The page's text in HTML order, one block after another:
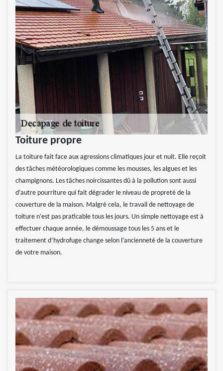
Toiture propre
La toiture fait face aux agressions climatiques jour et nuit. Elle reçoit
des tâches météorologiques comme les mousses, les algues et les
champignons. Les tâches noircissantes dû à la pollution sont aussi
d’autre pourriture qui fait dégrader le niveau de propreté de la
couverture de la maison. Malgré cela, le travail de nettoyage de
toiture n’est pas praticable tous les jours. Un simple nettoyage est à
effectuer chaque année, le démoussage tous les 5 ans et le
traitement d’hydrofuge change selon l’ancienneté de la couverture
de votre maison.